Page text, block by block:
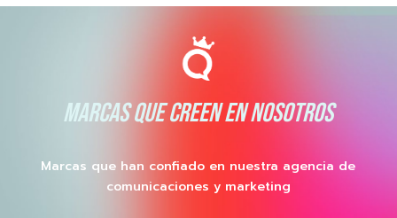
MARCAS QUE CREEN EN NOSOTROS
Marcas que han confiado en nuestra agencia de
comunicaciones y marketing